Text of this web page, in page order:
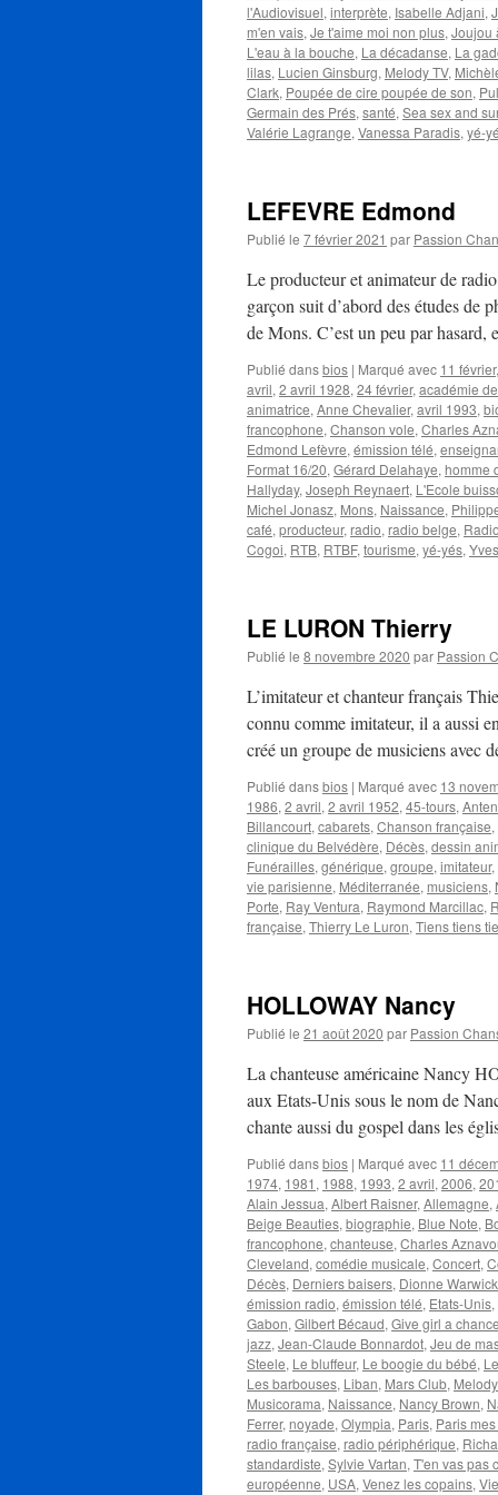
l'Audiovisuel, interprète, Isabelle Adjani,
m'en vais, Je t'aime moi non plus, Joujou
L'eau à la bouche, La décadanse, La
lilas, Lucien Ginsburg, Melody TV,
Clark, Poupée de cire poupée de son,
Germain des Prés, santé, Sea sex and
Valérie Lagrange, Vanessa Paradis, yé-
LEFEVRE Edmond
Publié le 7 février 2021 par Passion
Le producteur et animateur de
garçon suit d’abord des études de
de Mons. C’est un peu par
Publié dansbios | Marqué avec 11 février,
avril, 2 avril 1928, 24 février, académie
animatrice, Anne Chevalier, avril 1993,
francophone, Chanson vole, Charles
Edmond Lefèvre, émission télé,
Format 16/20, Gérard Delahaye, homme
Hallyday, Joseph Reynaert, L'Ecole
Michel Jonasz, Mons, Naissance,
café, producteur, radio, radio belge,
Cogoi, RTB, RTBF, tourisme, yé-yés,
LE LURON Thierry
Publié le 8 novembre 2020 par Passion
L’imitateur et chanteur français
connu comme imitateur, il a aussi
créé un groupe de musiciens avec
Publié dansbios | Marqué avec 13
1986, 2 avril, 2 avril 1952, 45-tours,
Billancourt, cabarets, Chanson française,
clinique du Belvédère, Décès, dessin
Funérailles, générique, groupe, imitateur,
vie parisienne, Méditerranée, musiciens,
Porte, Ray Ventura, Raymond Marcillac,
française, Thierry Le Luron, Tiens tiens
HOLLOWAY Nancy
Publié le 21 août 2020 par Passion
La chanteuse américaine Nancy
aux Etats-Unis sous le nom de
chante aussi du gospel dans les
Publié dansbios | Marqué avec 11
1974, 1981 , 1988, 1993, 2 avril, 2006,
Alain Jessua, Albert Raisner, Allemagne,
Beige Beauties, biographie, Blue Note,
francophone, chanteuse, Charles
Cleveland, comédie musicale, Concert,
Décès, Derniers baisers, Dionne Warwick
émission radio, émission télé, Etats-Unis,
Gabon, Gilbert Bécaud, Give girl a chance
jazz, Jean-Claude Bonnardot, Jeu de
Steele, Le bluffeur, Le boogie du bébé,
Les barbouses, Liban, Mars Club,
Musicorama, Naissance, Nancy Brown,
Ferrer, noyade, Olympia, Paris, Paris
radio française, radio périphérique,
standardiste, Sylvie Vartan, T'en vas pas
européenne, USA, Venez les copains,